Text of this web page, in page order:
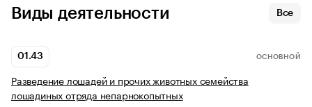
Виды деятельности Все
01.43 ОСНОВНОЙ
Разведение лошадей и прочих животных семейства
лошадиных отряда непарнокопытных